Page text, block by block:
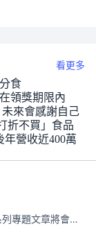
看更多
食
領獎期限內
來會感謝自己
折不買」食品
年營收近400萬
ETF是什麼？ETF投資如何入門？本系列專題文章將會告訴你新手必須知道的ETF基礎知識。